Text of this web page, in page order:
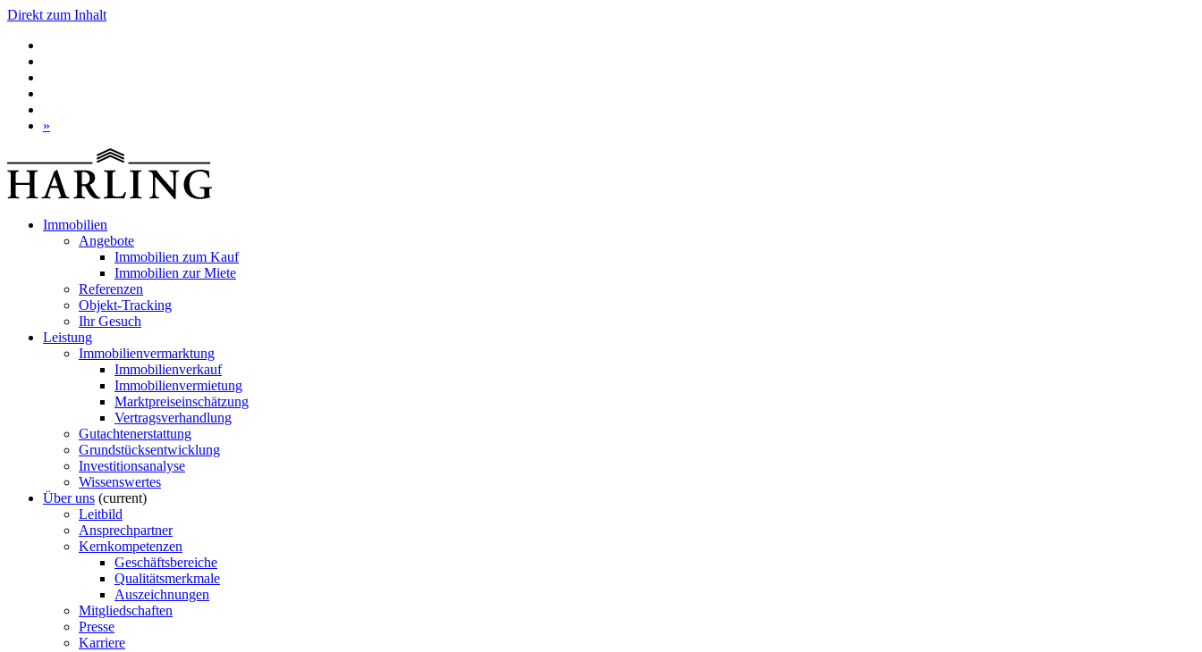
Direkt zum Inhalt
»
Immobilien
Angebote
Immobilien zum Kauf
Immobilien zur Miete
Referenzen
Objekt-Tracking
Ihr Gesuch
Leistung
Immobilienvermarktung
Immobilienverkauf
Immobilienvermietung
Marktpreiseinschätzung
Vertragsverhandlung
Gutachtenerstattung
Grundstücksentwicklung
Investitionsanalyse
Wissenswertes
Über uns (current)
Leitbild
Ansprechpartner
Kernkompetenzen
Geschäftsbereiche
Qualitätsmerkmale
Auszeichnungen
Mitgliedschaften
Presse
Karriere